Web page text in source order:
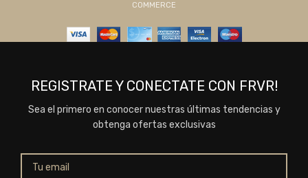
COMMERCE
REGISTRATE Y CONECTATE CON FRVR!
Sea el primero en conocer nuestras últimas tendencias y
obtenga ofertas exclusivas